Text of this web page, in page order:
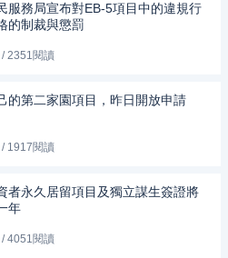
服務局宣布對EB-5項目中的違規行
的制裁與懲罰
2351閱讀
的第二家園項目，昨日開放申請
1917閱讀
者永久居留項目及獨立謀生簽證將
年
4051閱讀